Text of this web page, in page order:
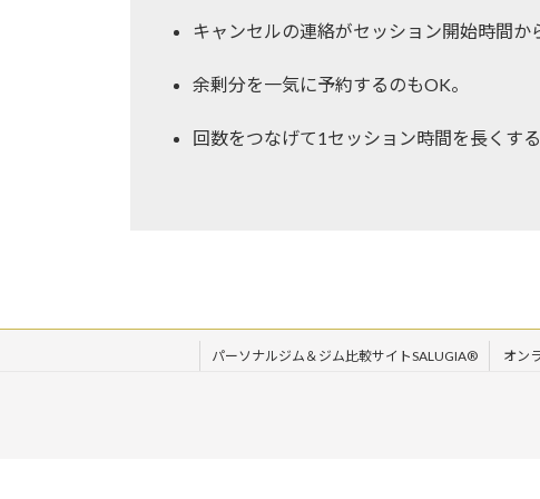
キャンセルの連絡がセッション開始時間か
余剰分を一気に予約するのもOK。
回数をつなげて1セッション時間を長くする
パーソナルジム＆ジム比較サイトSALUGIA®︎ オン